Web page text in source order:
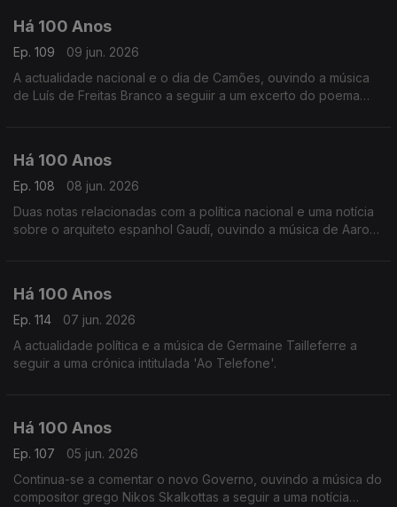
Há 100 Anos
Ep. 109
09 jun. 2026
A actualidade nacional e o dia de Camões, ouvindo a música
de Luís de Freitas Branco a seguiir a um excerto do poema
Há 100 Anos
Ep. 108
08 jun. 2026
Duas notas relacionadas com a política nacional e uma notícia
sobre o arquiteto espanhol Gaudí, ouvindo a música de Aaron
Há 100 Anos
Ep. 114
07 jun. 2026
A actualidade política e a música de Germaine Tailleferre a
seguir a uma crónica intitulada 'Ao Telefone'.
Há 100 Anos
Ep. 107
05 jun. 2026
Continua-se a comentar o novo Governo, ouvindo a música do
compositor grego Nikos Skalkottas a seguir a uma notícia